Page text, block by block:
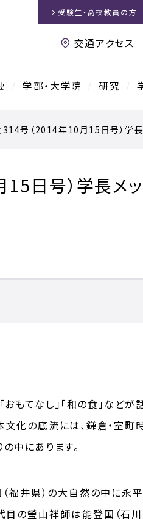
学部・大学院 研究
受験生・高校教員 の方
交通アクセス
314号（2014年10月15日号）学
日号）学長メ
てなし」「和の食」などが
文化の底流には、鎌倉・室
中にあります。
井県）の大自然の中に永平
目の瑩山禅師は能登国（石